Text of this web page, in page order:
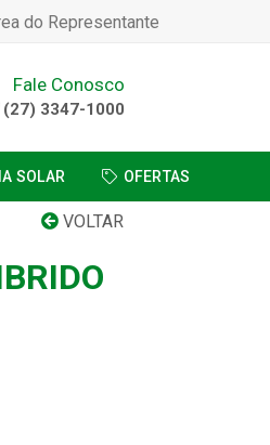
do Representante
Fale Conosco
(27) 3347-1000
SOLAR OFERTAS
VOLTAR